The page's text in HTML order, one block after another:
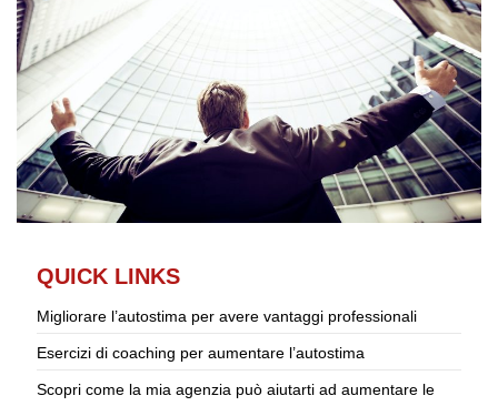
QUICK LINKS
Migliorare l’autostima per avere vantaggi professionali
Esercizi di coaching per aumentare l’autostima
Scopri come la mia agenzia può aiutarti ad aumentare le